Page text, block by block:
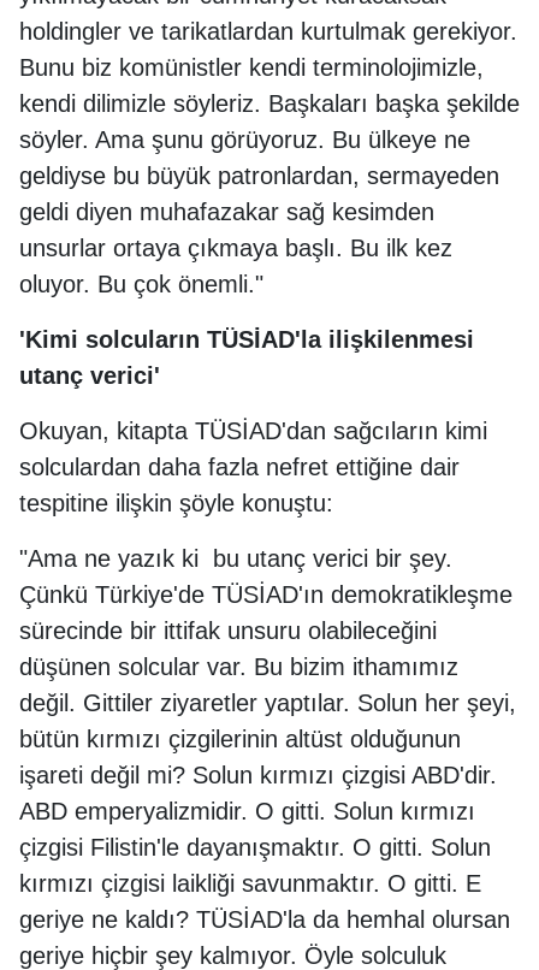
holdingler ve tarikatlardan kurtulmak gerekiyor.
Bunu biz komünistler kendi terminolojimizle,
kendi dilimizle söyleriz. Başkaları başka şekilde
söyler. Ama şunu görüyoruz. Bu ülkeye ne
geldiyse bu büyük patronlardan, sermayeden
geldi diyen muhafazakar sağ kesimden
unsurlar ortaya çıkmaya başlı. Bu ilk kez
oluyor. Bu çok önemli."
'Kimi solcuların TÜSİAD'la ilişkilenmesi
utanç verici'
Okuyan, kitapta TÜSİAD'dan sağcıların kimi
solculardan daha fazla nefret ettiğine dair
tespitine ilişkin şöyle konuştu:
"Ama ne yazık ki bu utanç verici bir şey.
Çünkü Türkiye'de TÜSİAD'ın demokratikleşme
sürecinde bir ittifak unsuru olabileceğini
düşünen solcular var. Bu bizim ithamımız
değil. Gittiler ziyaretler yaptılar. Solun her şeyi,
bütün kırmızı çizgilerinin altüst olduğunun
işareti değil mi? Solun kırmızı çizgisi ABD'dir.
ABD emperyalizmidir. O gitti. Solun kırmızı
çizgisi Filistin'le dayanışmaktır. O gitti. Solun
kırmızı çizgisi laikliği savunmaktır. O gitti. E
geriye ne kaldı? TÜSİAD'la da hemhal olursan
geriye hiçbir şey kalmıyor. Öyle solculuk